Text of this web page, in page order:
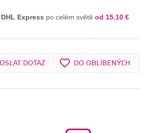
DHL Express po celém světě od 15.10 €
DOTAZ DO OBLÍBENÝCH